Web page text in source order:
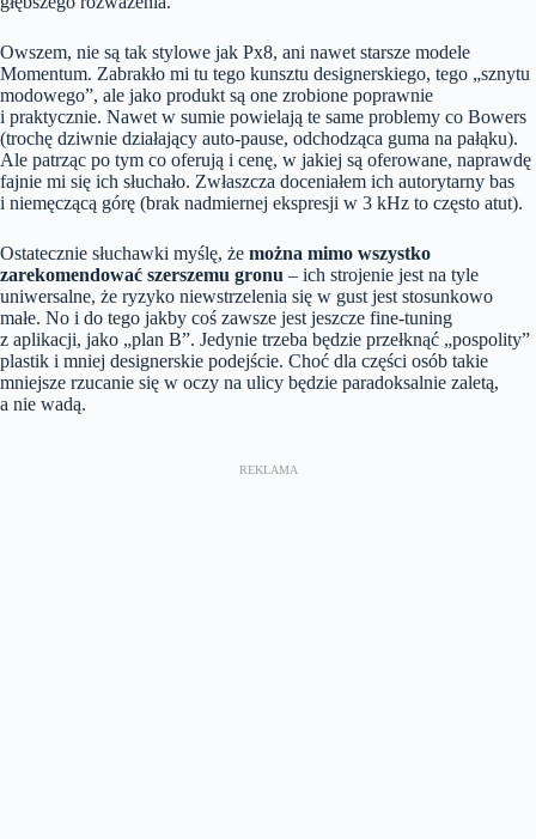
Owszem, nie są tak stylowe jak Px8, ani nawet starsze modele
Momentum. Zabrakło mi tu tego kunsztu designerskiego, tego „sznytu
modowego”, ale jako produkt są one zrobione poprawnie
i praktycznie. Nawet w sumie powielają te same problemy co Bowers
(trochę dziwnie działający auto-pause, odchodząca guma na pałąku).
Ale patrząc po tym co oferują i cenę, w jakiej są oferowane, naprawdę
fajnie mi się ich słuchało. Zwłaszcza doceniałem ich autorytarny bas
i niemęczącą górę (brak nadmiernej ekspresji w 3 kHz to często atut).
Ostatecznie słuchawki myślę, że można mimo wszystko
zarekomendować szerszemu gronu – ich strojenie jest na tyle
uniwersalne, że ryzyko niewstrzelenia się w gust jest stosunkowo
małe. No i do tego jakby coś zawsze jest jeszcze fine-tuning
z aplikacji, jako „plan B”. Jedynie trzeba będzie przełknąć „pospolity”
plastik i mniej designerskie podejście. Choć dla części osób takie
mniejsze rzucanie się w oczy na ulicy będzie paradoksalnie zaletą,
a nie wadą.